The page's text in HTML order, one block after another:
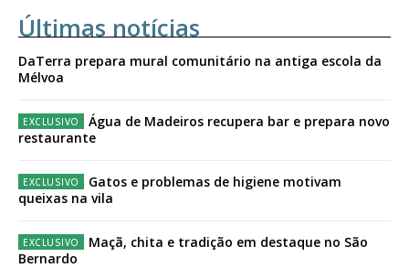
Últimas notícias
DaTerra prepara mural comunitário na antiga escola da
Mélvoa
Água de Madeiros recupera bar e prepara novo
restaurante
Gatos e problemas de higiene motivam
queixas na vila
Maçã, chita e tradição em destaque no São
Bernardo